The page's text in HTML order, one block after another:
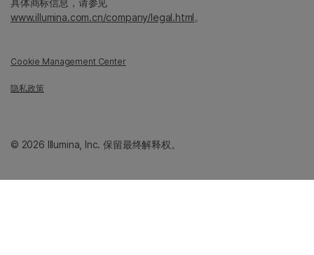
www.illumina.com.cn/company/legal.html。
Cookie Management Center
隐私政策
© 2026 Illumina, Inc. 保留最终解释权。